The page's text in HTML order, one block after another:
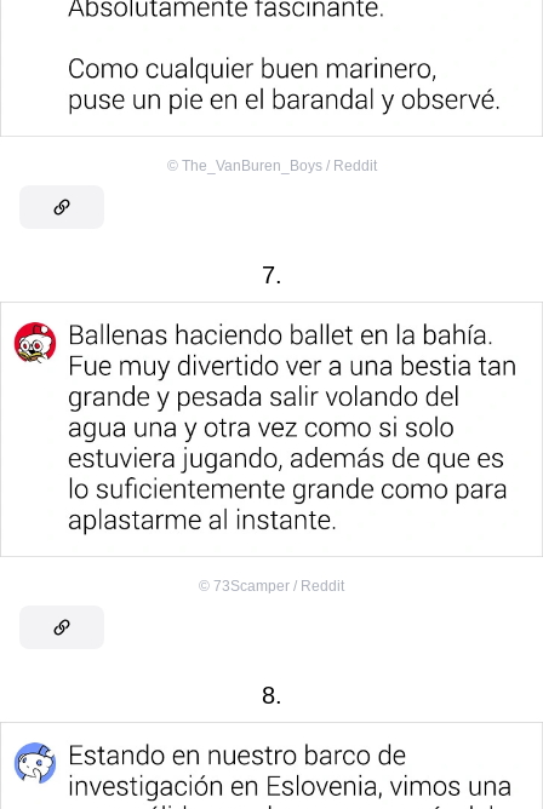
© The_VanBuren_Boys / Reddit
7.
© 73Scamper / Reddit
8.